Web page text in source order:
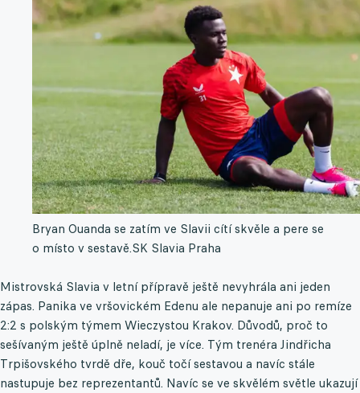
Bryan Ouanda se zatím ve Slavii cítí skvěle a pere se
o místo v sestavě.SK Slavia Praha
Mistrovská Slavia v letní přípravě ještě nevyhrála ani jeden
zápas. Panika ve vršovickém Edenu ale nepanuje ani po remíze
2:2 s polským týmem Wieczystou Krakov. Důvodů, proč to
sešívaným ještě úplně neladí, je více. Tým trenéra Jindřicha
Trpišovského tvrdě dře, kouč točí sestavou a navíc stále
nastupuje bez reprezentantů. Navíc se ve skvělém světle ukazují